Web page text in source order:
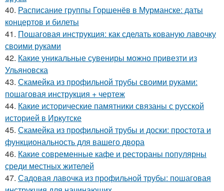
40. Расписание группы Горшенёв в Мурманске: даты
концертов и билеты
41. Пошаговая инструкция: как сделать кованую лавочку
своими руками
42. Какие уникальные сувениры можно привезти из
Ульяновска
43. Скамейка из профильной трубы своими руками:
пошаговая инструкция + чертеж
44. Какие исторические памятники связаны с русской
историей в Иркутске
45. Скамейка из профильной трубы и доски: простота и
функциональность для вашего двора
46. Какие современные кафе и рестораны популярны
среди местных жителей
47. Садовая лавочка из профильной трубы: пошаговая